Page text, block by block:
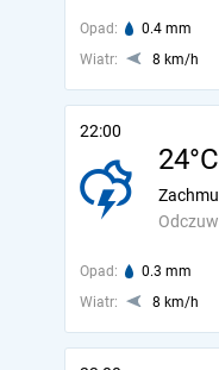
Opad: 0.4 mm
Wiatr:
8 km/h
22:00
24°C
Opad: 0.3 mm
Wiatr:
8 km/h